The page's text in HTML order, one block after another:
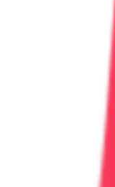
на дом:
из запоя —
обследование:
после лечения
иначе повтор —
при
бригада